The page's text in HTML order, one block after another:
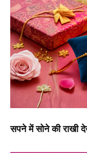
सपने में सोने की राखी